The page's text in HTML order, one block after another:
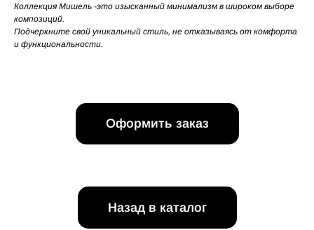
Коллекция Мишель -это изысканный минимализм в широком выборе
композиций.
Подчеркните свой уникальный стиль, не отказываясь от комфорта
и функциональности.
Оформить заказ
Назад в каталог